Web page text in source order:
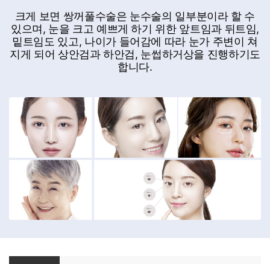
크게 보면 쌍꺼풀수술은 눈수술의 일부분이라 할 수
있으며, 눈을 크고 예쁘게 하기 위한 앞트임과 뒤트임,
밑트임도 있고, 나이가 들어감에 따라 눈가 주변이 쳐
지게 되어 상안검과 하안검, 눈썹하거상을 진행하기도
합니다.